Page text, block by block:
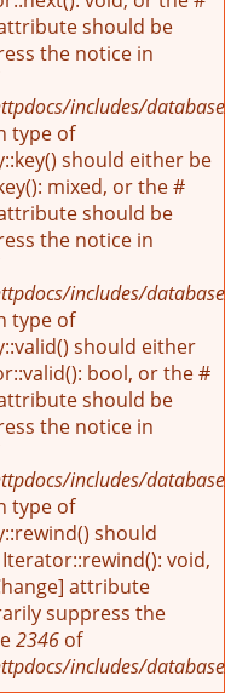
should be
the notice in
includes/
type of
should either be
mixed, or the #
should be
the notice in
includes/
type of
should either
bool, or the #
should be
the notice in
includes/
type of
should
void,
attribute
suppress the
2346 of
includes/